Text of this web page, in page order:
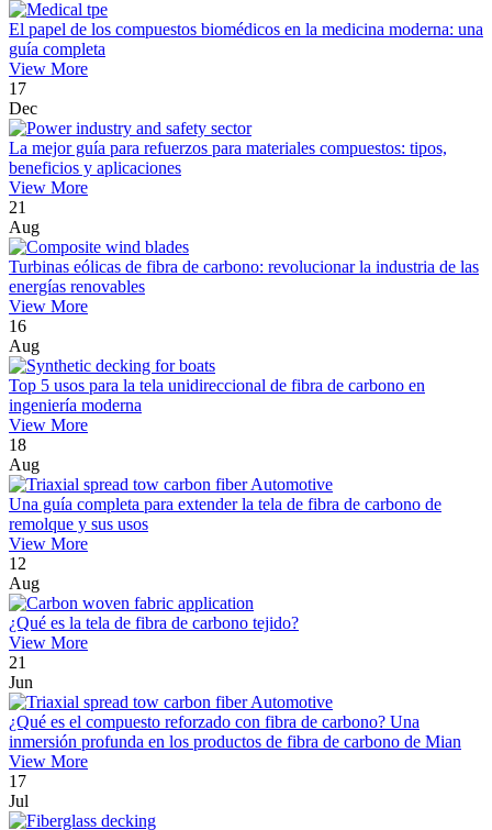
El papel de los compuestos biomédicos en la medicina moderna: una
guía completa
View More
17
Dec
La mejor guía para refuerzos para materiales compuestos: tipos,
beneficios y aplicaciones
View More
21
Aug
Turbinas eólicas de fibra de carbono: revolucionar la industria de las
energías renovables
View More
16
Aug
Top 5 usos para la tela unidireccional de fibra de carbono en
ingeniería moderna
View More
18
Aug
Una guía completa para extender la tela de fibra de carbono de
remolque y sus usos
View More
12
Aug
¿Qué es la tela de fibra de carbono tejido?
View More
21
Jun
¿Qué es el compuesto reforzado con fibra de carbono? Una
inmersión profunda en los productos de fibra de carbono de Mian
View More
17
Jul